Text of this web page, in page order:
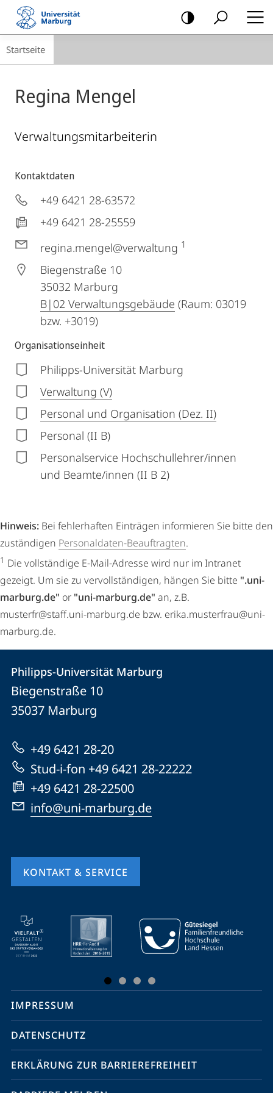
Mobile-
Navigation
Navigation
Startseite
Regina Mengel
Verwaltungsmitarbeiterin
Kontaktdaten
+49 6421 28-63572
+49 6421 28-25559
regina.mengel@verwaltung 1
Biegenstraße 10
35032 Marburg
B|02 Verwaltungsgebäude (Raum: 03019
bzw. +3019)
Organisationseinheit
Philipps-Universität Marburg
Verwaltung (V)
Personal und Organisation (Dez. II)
Personal (II B)
Personalservice Hochschullehrer/innen
und Beamte/innen (II B 2)
Hinweis: Bei fehlerhaften Einträgen informieren Sie bitte den
zuständigen Personaldaten-Beauftragten.
1 Die vollständige E-Mail-Adresse wird nur im Intranet
gezeigt. Um sie zu vervollständigen, hängen Sie bitte ".uni-
marburg.de" or "uni-marburg.de" an, z.B.
musterfr@staff.uni-marburg.de bzw. erika.musterfrau@uni-
marburg.de.
Kontakt
und
Informationen
zur
Website
Kontaktinformationen
Philipps-
Universität
Philipps-Universität Marburg
Biegenstraße 10
35037 Marburg
+49 6421 28-20
Stud-i-fon +49 6421 28-22222
+49 6421 28-22500
info@uni-marburg.de
KONTAKT & SERVICE
Mobile-
Service-
Navigation
Social
Media
Kontakte
IMPRESSUM
DATENSCHUTZ
ERKLÄRUNG ZUR BARRIEREFREIHEIT